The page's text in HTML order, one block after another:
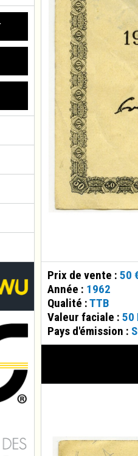
Prix de vente : 50
Année : 1962
Qualité :TTB
Valeur faciale : 50
Pays d'émission :